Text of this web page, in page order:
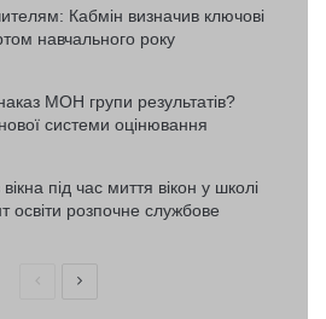
Кабмін визначив ключові
навчального року
МОН групи результатів?
системи оцінювання
під час миття вікон у школі
розпочне службове
ПопередняНаступна